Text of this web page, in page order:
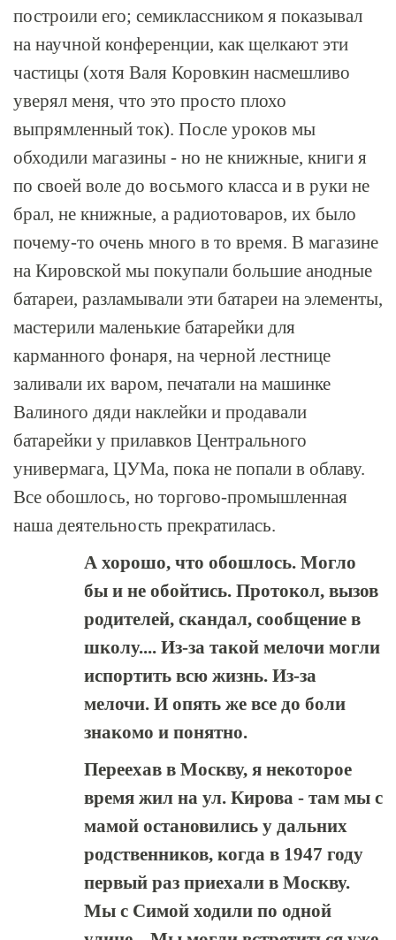
построили его; семиклассником я показывал
на научной конференции, как щелкают эти
частицы (хотя Валя Коровкин насмешливо
уверял меня, что это просто плохо
выпрямленный ток). После уроков мы
обходили магазины - но не книжные, книги я
по своей воле до восьмого класса и в руки не
брал, не книжные, а радиотоваров, их было
почему-то очень много в то время. В магазине
на Кировской мы покупали большие анодные
батареи, разламывали эти батареи на элементы,
мастерили маленькие батарейки для
карманного фонаря, на черной лестнице
заливали их варом, печатали на машинке
Валиного дяди наклейки и продавали
батарейки у прилавков Центрального
универмага, ЦУМа, пока не попали в облаву.
Все обошлось, но торгово-промышленная
наша деятельность прекратилась.
А хорошо, что обошлось. Могло
бы и не обойтись. Протокол, вызов
родителей, скандал, сообщение в
школу.... Из-за такой мелочи могли
испортить всю жизнь. Из-за
мелочи. И опять же все до боли
знакомо и понятно.
Переехав в Москву, я некоторое
время жил на ул. Кирова - там мы с
мамой остановились у дальних
родственников, когда в 1947 году
первый раз приехали в Москву.
Мы с Симой ходили по одной